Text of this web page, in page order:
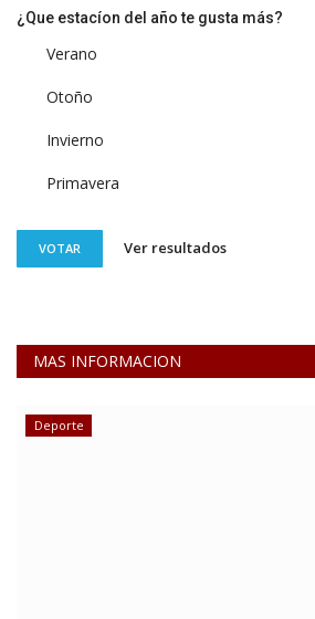
¿Que estacíon del año te gusta más?
Verano
Otoño
Invierno
Primavera
VOTAR Ver resultados
MAS INFORMACION
Estadísticas-Registros